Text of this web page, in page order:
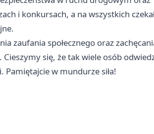
i konkursach, a na wszystkich
zaufania społecznego oraz
się, że tak wiele osób
Pamiętajcie w mundurze siła!